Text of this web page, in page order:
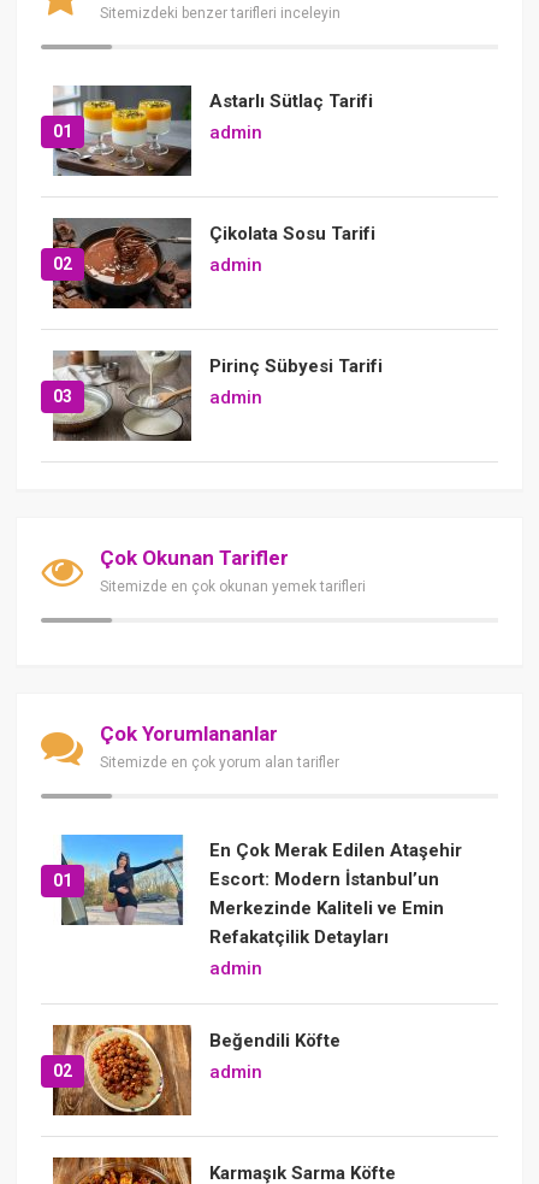
Sitemizdeki benzer tarifleri inceleyin
01
Astarlı Sütlaç Tarifi
admin
02
Çikolata Sosu Tarifi
admin
03
Pirinç Sübyesi Tarifi
admin
Çok Okunan Tarifler
Sitemizde en çok okunan yemek tarifleri
Çok Yorumlananlar
Sitemizde en çok yorum alan tarifler
01
En Çok Merak Edilen Ataşehir
Escort: Modern İstanbul’un
Merkezinde Kaliteli ve Emin
Refakatçilik Detayları
admin
02
Beğendili Köfte
admin
Karmaşık Sarma Köfte